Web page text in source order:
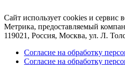
Сайт использует cookies и сервис
Метрика, предоставляемый
119021, Россия, Москва, ул. Л.
Согласие на обработку
Согласие на обработку